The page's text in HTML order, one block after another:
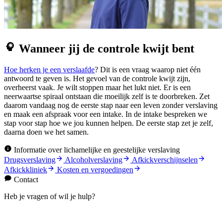
Wanneer jij de controle kwijt bent
Hoe herken je een verslaafde? Dit is een vraag waarop niet één
antwoord te geven is. Het gevoel van de controle kwijt zijn,
overheerst vaak. Je wilt stoppen maar het lukt niet. Er is een
neerwaartse spiraal ontstaan die moeilijk zelf is te doorbreken. Zet
daarom vandaag nog de eerste stap naar een leven zonder verslaving
en maak een afspraak voor een intake. In de intake bespreken we
stap voor stap hoe we jou kunnen helpen. De eerste stap zet je zelf,
daarna doen we het samen.
Informatie over lichamelijke en geestelijke verslaving
Drugsverslaving
Alcoholverslaving
Afkickverschijnselen
Afkickkliniek
Kosten en vergoedingen
Contact
Heb je vragen of wil je hulp?